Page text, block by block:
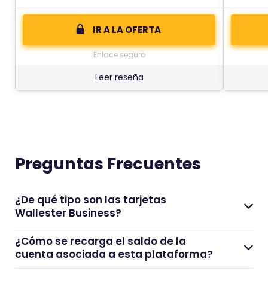
IR A LA OFERTA
Enlace seguro
Leer reseña
Preguntas Frecuentes
¿De qué tipo son las tarjetas
Wallester Business?
¿Cómo se recarga el saldo de la
cuenta asociada a esta plataforma?